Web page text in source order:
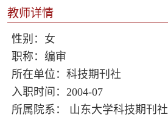
教师详情
性别：女
职称：编审
所在单位：科技期刊社
入职时间：2004-07
所属院系： 山东大学科技期刊社